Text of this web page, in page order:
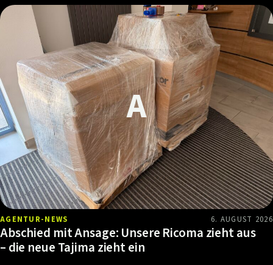
AGENTUR-NEWS 6. AUGUST 2026
Abschied mit Ansage: Unsere Ricoma zieht aus
– die neue Tajima zieht ein